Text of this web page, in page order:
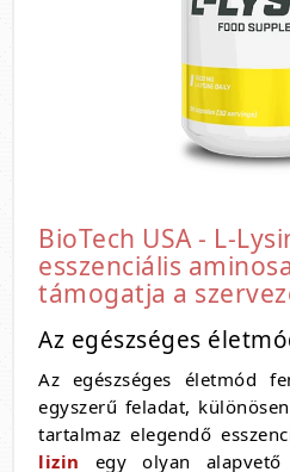
BioTech USA - L-
esszenciális
támogatja a
Az egészséges
Az egészséges életmód
egyszerű feladat,
tartalmaz elegendő
lizin egy olyan alapvető